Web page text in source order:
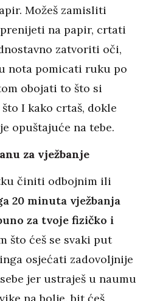
Možeš zamisliti
na papir, crtati
zatvoriti oči,
nota pomicati ruku po
obojati to što si
I kako crtaš, dokle
opuštajuće na tebe.
za vježbanje
činiti odbojnim ili
20 minuta vježbanja
za tvoje fizičko i
što ćeš se svaki put
osjećati zadovoljnije
jer ustraješ u naumu